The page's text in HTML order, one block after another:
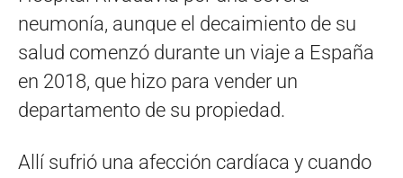
neumonía, aunque el decaimiento de su
salud comenzó durante un viaje a España
en 2018, que hizo para vender un
departamento de su propiedad.
Allí sufrió una afección cardíaca y cuando